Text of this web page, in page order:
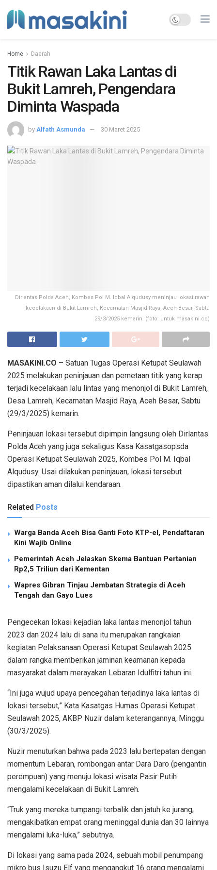
Home Daerah
Titik Rawan Laka Lantas di
Bukit Lamreh, Pengendara
Diminta Waspada
by Alfath Asmunda 30 Maret 2025
Dirlantas Polda Aceh, Kombes Pol M. Iqbal Alqudusy meninjau lokasi rawan
kecelakaan di Bukit Lamreh, Kecamatan Masjid Raya, Aceh Besar, Sabtu
29/3/2025 kemarin. (foto: untuk masakini.co)
MASAKINI.CO – Satuan Tugas Operasi Ketupat Seulawah
2025 melakukan peninjauan dan pemetaan titik yang kerap
terjadi kecelakaan lalu lintas yang menonjol di Bukit Lamreh,
Desa Lamreh, Kecamatan Masjid Raya, Aceh Besar, Sabtu
(29/3/2025) kemarin.
Peninjauan lokasi tersebut dipimpin langsung oleh Dirlantas
Polda Aceh yang juga sekaligus Kasa Kasatgasopsda
Operasi Ketupat Seulawah 2025, Kombes Pol M. Iqbal
Alqudusy. Usai dilakukan peninjauan, lokasi tersebut
dipastikan aman dilalui kendaraan.
Related Posts
Warga Banda Aceh Bisa Ganti Foto KTP-el, Pendaftaran
Kini Wajib Online
Pemerintah Aceh Jelaskan Skema Bantuan Pertanian
Rp2,5 Triliun dari Kementan
Wapres Gibran Tinjau Jembatan Strategis di Aceh
Tengah dan Gayo Lues
Pengecekan lokasi kejadian laka lantas menonjol tahun
2023 dan 2024 lalu di sana itu merupakan rangkaian
kegiatan Pelaksanaan Operasi Ketupat Seulawah 2025
dalam rangka memberikan jaminan keamanan kepada
masyarakat dalam merayakan Lebaran Idulfitri tahun ini.
“Ini juga wujud upaya pencegahan terjadinya laka lantas di
lokasi tersebut,” Kata Kasatgas Humas Operasi Ketupat
Seulawah 2025, AKBP Nuzir dalam keterangannya, Minggu
(30/3/2025).
Nuzir menuturkan bahwa pada 2023 lalu bertepatan dengan
momentum Lebaran, rombongan antar Dara Daro (pengantin
perempuan) yang menuju lokasi wisata Pasir Putih
mengalami kecelakaan di Bukit Lamreh.
“Truk yang mereka tumpangi terbalik dan jatuh ke jurang,
mengakibatkan empat orang meninggal dunia dan 30 lainnya
mengalami luka-luka,” sebutnya.
Di lokasi yang sama pada 2024, sebuah mobil penumpang
mikro bus Isuzu Elf yang mengangkut 16 orang mengalami